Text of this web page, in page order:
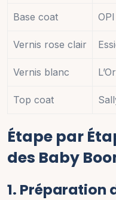
Base coat OPI
Vernis rose clair
Vernis blanc
Top coat
Étape par
des Baby
1. Préparation